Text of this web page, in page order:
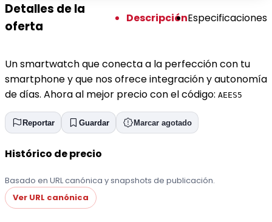
Detalles de la
oferta
DescripciónEspecificaciones
Un smartwatch que conecta a la perfección con tu
smartphone y que nos ofrece integración y autonomía
de días. Ahora al mejor precio con el código: AEES5
Reportar Guardar Marcar agotado
Histórico de precio
Basado en URL canónica y snapshots de publicación.
Ver URL canónica